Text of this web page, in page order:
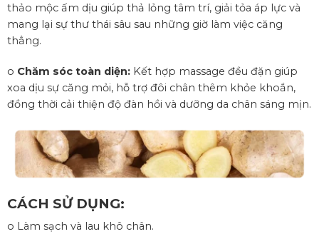
thảo mộc ấm dịu giúp thả lỏng tâm trí, giải tỏa áp lực và
mang lại sự thư thái sâu sau những giờ làm việc căng
thẳng.
o Chăm sóc toàn diện: Kết hợp massage đều đặn giúp
xoa dịu sự căng mỏi, hỗ trợ đôi chân thêm khỏe khoắn,
đồng thời cải thiện độ đàn hồi và dưỡng da chân sáng mịn.
CÁCH SỬ DỤNG:
o Làm sạch và lau khô chân.